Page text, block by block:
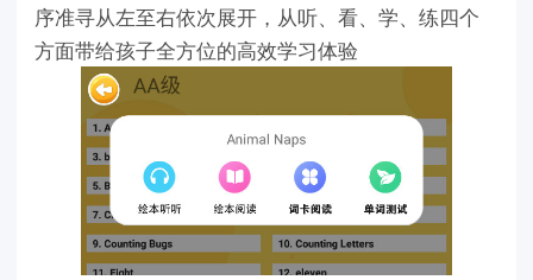
序准寻从左至右依次展开，从听、看、学、练四个
方面带给孩子全方位的高效学习体验